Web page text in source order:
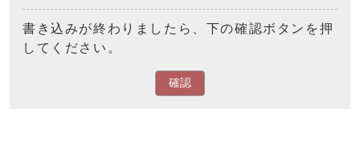
書き込みが終わりましたら、下の確認ボタンを押
してください。
確認